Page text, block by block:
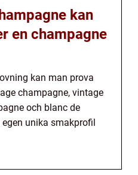
kan
en champagne
kan man prova
champagne, vintage
och blanc de
unika smakprofil